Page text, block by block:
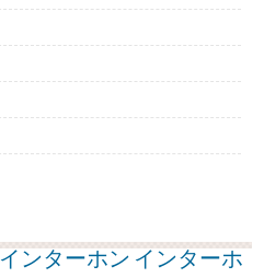
インターホン インターホ